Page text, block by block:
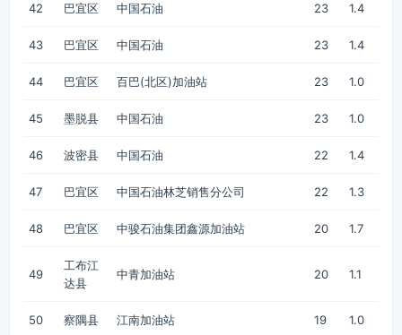
42 巴宜区 中国石油 23 1.4
43 巴宜区 中国石油 23 1.4
44 巴宜区 百巴(北区)加油站 23 1.0
45 墨脱县 中国石油 23 1.0
46 波密县 中国石油 22 1.4
47 巴宜区 中国石油林芝销售分公司 22 1.3
48 巴宜区 中骏石油集团鑫源加油站 20 1.7
49
工布江
达县
中青加油站 20 1.1
50 察隅县 江南加油站 19 1.0